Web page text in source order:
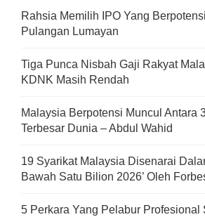
Rahsia Memilih IPO Yang
Pulangan Lumayan
Tiga Punca Nisbah Gaji Rakyat
KDNK Masih Rendah
Malaysia Berpotensi Muncul Antara
Terbesar Dunia – Abdul Wahid
19 Syarikat Malaysia Disenarai
Bawah Satu Bilion 2026’ Oleh
5 Perkara Yang Pelabur Profesional